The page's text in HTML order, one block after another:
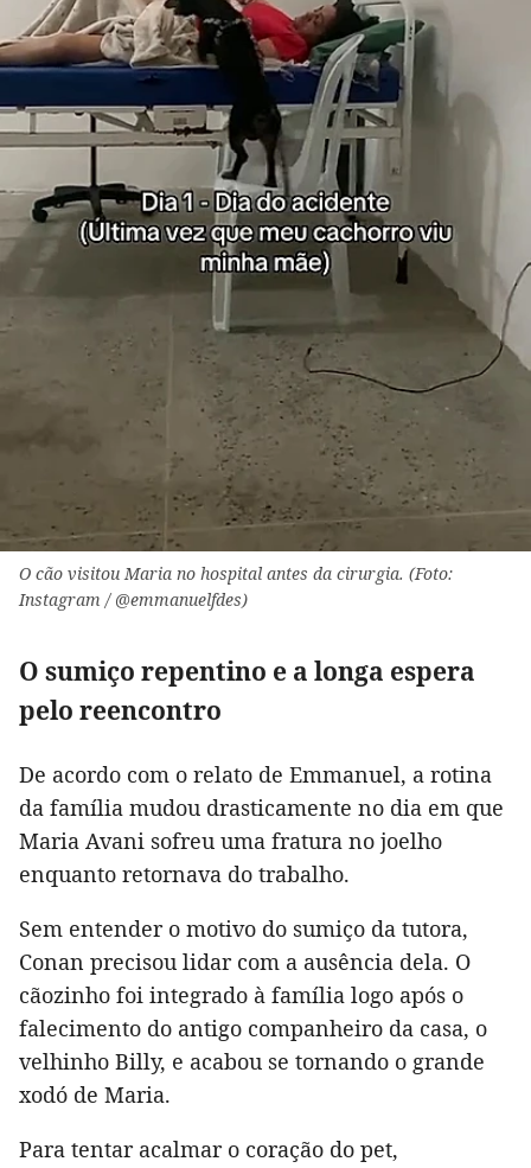
O cão visitou Maria no hospital antes da cirurgia. (Foto:
Instagram / @emmanuelfdes)
O sumiço repentino e a longa espera
pelo reencontro
De acordo com o relato de Emmanuel, a rotina
da família mudou drasticamente no dia em que
Maria Avani sofreu uma fratura no joelho
enquanto retornava do trabalho.
Sem entender o motivo do sumiço da tutora,
Conan precisou lidar com a ausência dela. O
cãozinho foi integrado à família logo após o
falecimento do antigo companheiro da casa, o
velhinho Billy, e acabou se tornando o grande
xodó de Maria.
Para tentar acalmar o coração do pet,